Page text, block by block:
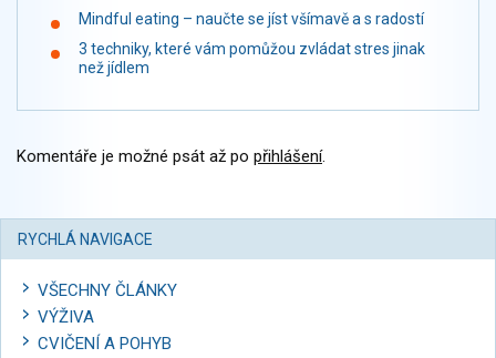
Mindful eating – naučte se jíst všímavě a s radostí
3 techniky, které vám pomůžou zvládat stres jinak
než jídlem
Komentáře je možné psát až po přihlášení.
RYCHLÁ NAVIGACE
VŠECHNY ČLÁNKY
VÝŽIVA
CVIČENÍ A POHYB